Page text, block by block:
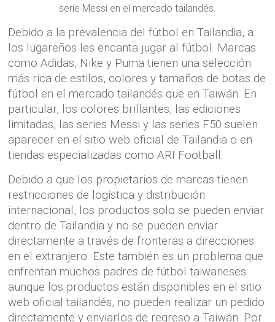
serie Messi en el mercado tailandés.
Debido a la prevalencia del fútbol en Tailandia, a
los lugareños les encanta jugar al fútbol. Marcas
como Adidas, Nike y Puma tienen una selección
más rica de estilos, colores y tamaños de botas de
fútbol en el mercado tailandés que en Taiwán. En
particular, los colores brillantes, las ediciones
limitadas, las series Messi y las series F50 suelen
aparecer en el sitio web oficial de Tailandia o en
tiendas especializadas como ARI Football.
Debido a que los propietarios de marcas tienen
restricciones de logística y distribución
internacional, los productos solo se pueden enviar
dentro de Tailandia y no se pueden enviar
directamente a través de fronteras a direcciones
en el extranjero. Este también es un problema que
enfrentan muchos padres de fútbol taiwaneses:
aunque los productos están disponibles en el sitio
web oficial tailandés, no pueden realizar un pedido
directamente y enviarlos de regreso a Taiwán. Por